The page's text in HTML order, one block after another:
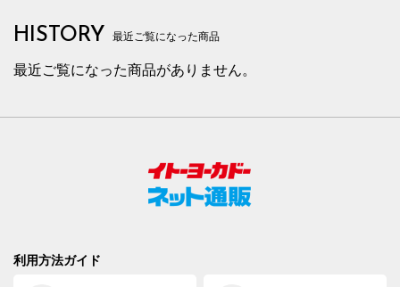
HISTORY 最近ご覧になった商品
最近ご覧になった商品がありません。
利用方法ガイド